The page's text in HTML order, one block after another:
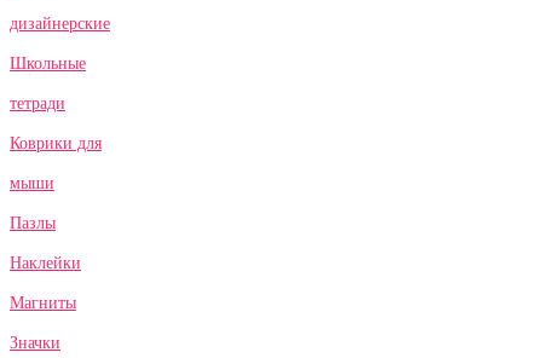
дизайнерские
Школьные
тетради
Коврики для
мыши
Пазлы
Наклейки
Магниты
Значки